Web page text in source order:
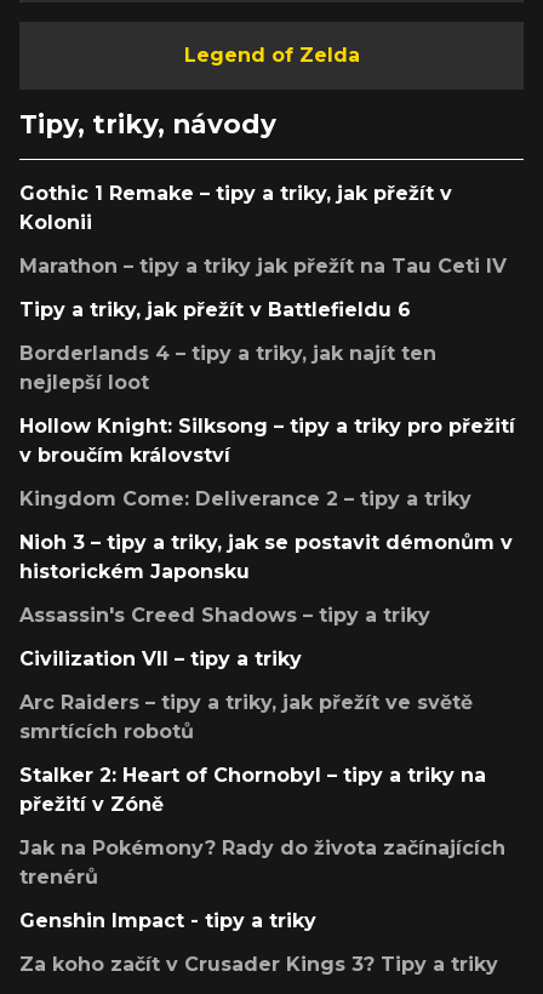
Legend of Zelda
Tipy, triky, návody
Gothic 1 Remake – tipy a triky, jak přežít v
Kolonii
Marathon – tipy a triky jak přežít na Tau Ceti IV
Tipy a triky, jak přežít v Battlefieldu 6
Borderlands 4 – tipy a triky, jak najít ten
nejlepší loot
Hollow Knight: Silksong – tipy a triky pro přežití
v broučím království
Kingdom Come: Deliverance 2 – tipy a triky
Nioh 3 – tipy a triky, jak se postavit démonům v
historickém Japonsku
Assassin's Creed Shadows – tipy a triky
Civilization VII – tipy a triky
Arc Raiders – tipy a triky, jak přežít ve světě
smrtících robotů
Stalker 2: Heart of Chornobyl – tipy a triky na
přežití v Zóně
Jak na Pokémony? Rady do života začínajících
trenérů
Genshin Impact - tipy a triky
Za koho začít v Crusader Kings 3? Tipy a triky